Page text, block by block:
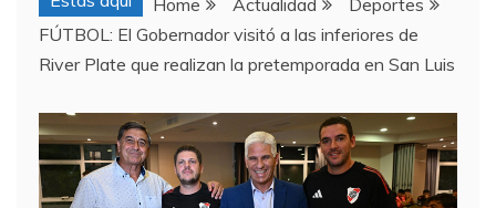
Home Actualidad
Deportes
FÚTBOL: El Gobernador visitó a las inferiores de
River Plate que realizan la pretemporada en San Luis